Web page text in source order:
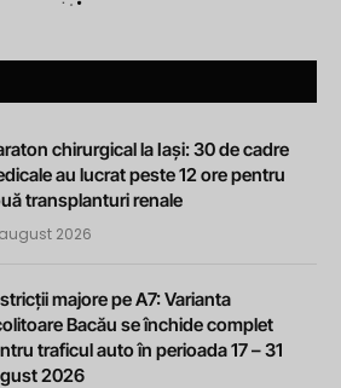
chirurgical la Iași: 30 de cadre
au lucrat peste 12 ore pentru
transplanturi renale
2026
majore pe A7: Varianta
Bacău se închide complet
traficul auto în perioada 17 – 31
2026